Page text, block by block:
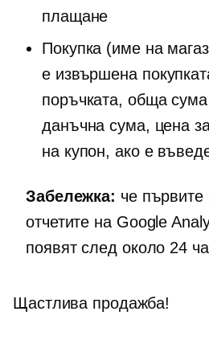
плащане
Покупка (име на
е извършена
поръчката, обща
данъчна сума, цена
на купон, ако е
Забележка: че първите
отчетите на Google
появят след около 24
Щастлива продажба!